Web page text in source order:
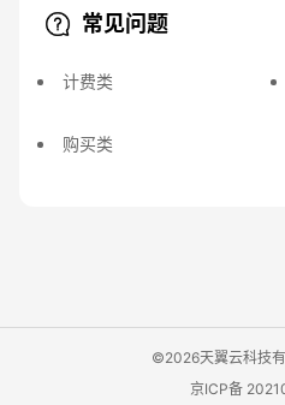
常见问题
计费类
购买类
©2026天翼云科技
京ICP备